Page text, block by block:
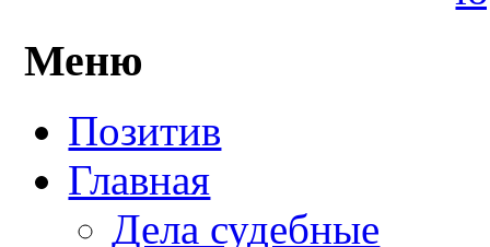
Меню
Позитив
Главная
Дела судебные